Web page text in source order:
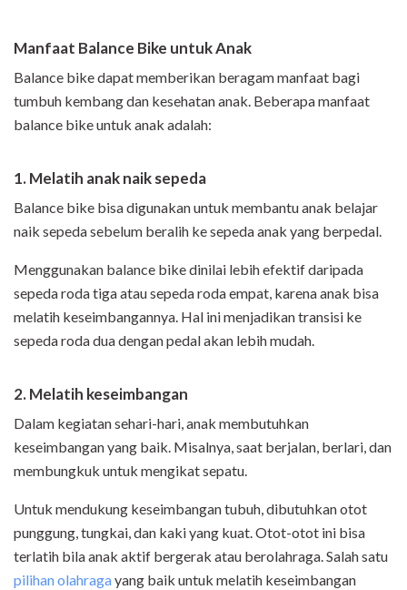
Manfaat Balance Bike untuk Anak
Balance bike dapat memberikan beragam manfaat bagi
tumbuh kembang dan kesehatan anak. Beberapa manfaat
balance bike untuk anak adalah:
1. Melatih anak naik sepeda
Balance bike bisa digunakan untuk membantu anak belajar
naik sepeda sebelum beralih ke sepeda anak yang berpedal.
Menggunakan balance bike dinilai lebih efektif daripada
sepeda roda tiga atau sepeda roda empat, karena anak bisa
melatih keseimbangannya. Hal ini menjadikan transisi ke
sepeda roda dua dengan pedal akan lebih mudah.
2. Melatih keseimbangan
Dalam kegiatan sehari-hari, anak membutuhkan
keseimbangan yang baik. Misalnya, saat berjalan, berlari, dan
membungkuk untuk mengikat sepatu.
Untuk mendukung keseimbangan tubuh, dibutuhkan otot
punggung, tungkai, dan kaki yang kuat. Otot-otot ini bisa
terlatih bila anak aktif bergerak atau berolahraga. Salah satu
pilihan olahragayang baik untuk melatih keseimbangan